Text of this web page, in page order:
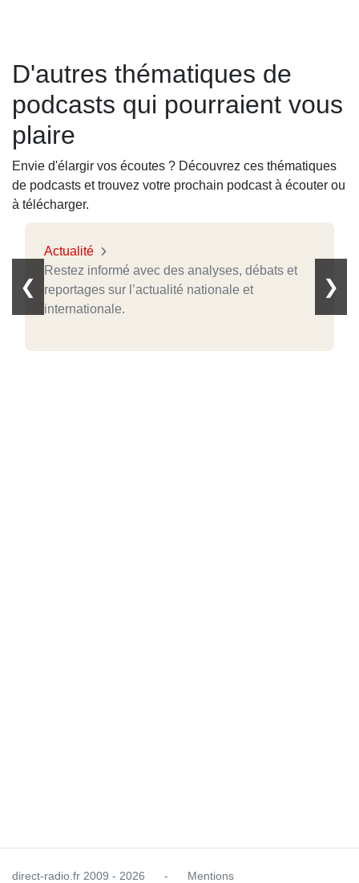
D'autres thématiques de
podcasts qui pourraient vous
plaire
Envie d'élargir vos écoutes ? Découvrez ces thématiques
de podcasts et trouvez votre prochain podcast à écouter ou
à télécharger.
❮
Actualité
Restez informé avec des analyses, débats et
reportages sur l’actualité nationale et
internationale.
❯
direct-radio.fr 2009 - 2026 - Mentions